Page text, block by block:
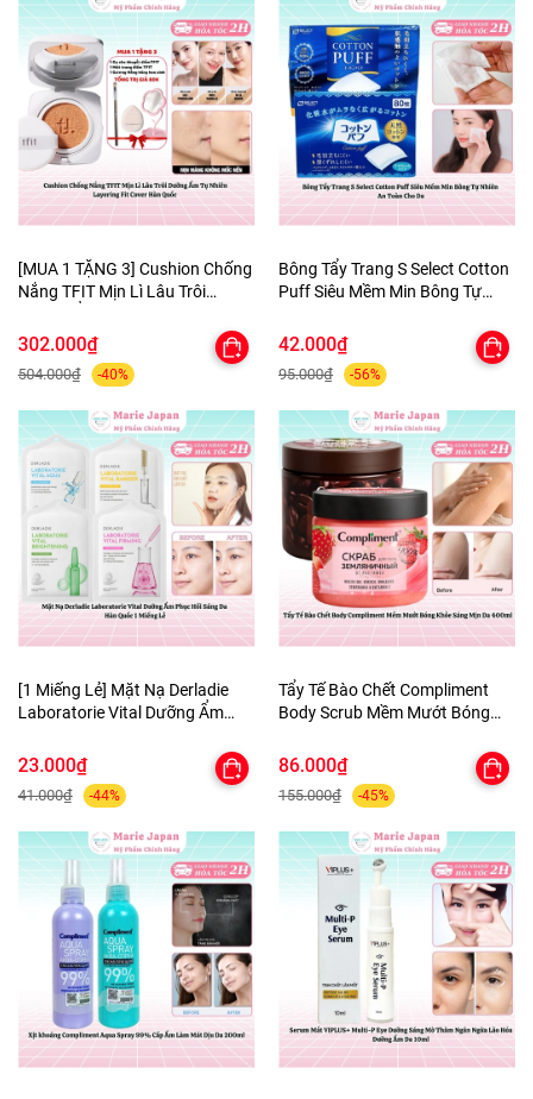
[MUA 1 TẶNG 3] Cushion Chống
Nắng TFIT Mịn Lì Lâu Trôi
Fit Cover Hàn Quốc
302.000₫
504.000₫ -40%
Bông Tẩy Trang S Select Cotton
Puff Siêu Mềm Min Bông Tự
42.000₫
95.000₫ -56%
[1 Miếng Lẻ] Mặt Nạ Derladie
Laboratorie Vital Dưỡng Ẩm
23.000₫
41.000₫ -44%
Tẩy Tế Bào Chết Compliment
Body Scrub Mềm Mướt Bóng
86.000₫
155.000₫ -45%